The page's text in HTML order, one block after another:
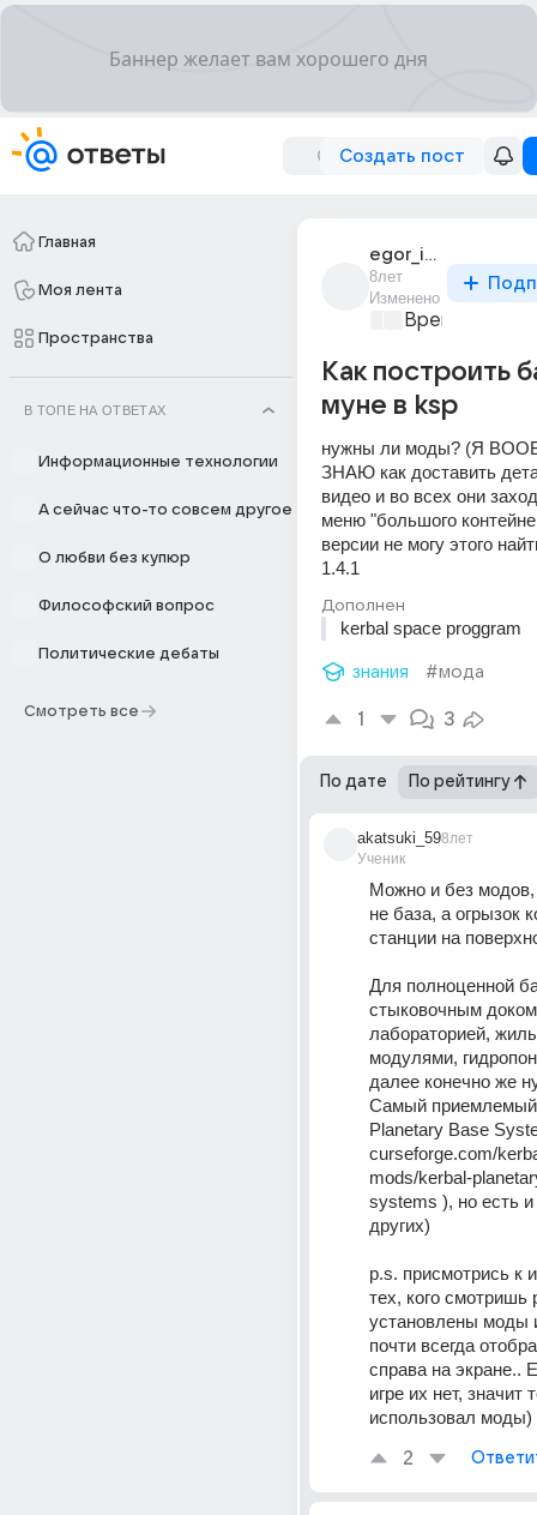
Создать пост
Главная
Моя лента
Пространства
В ТОПЕ НА ОТВЕТАХ
Информационные технологии
А сейчас что-то совсем другое
О любви без купюр
Философский вопрос
Политические дебаты
Смотреть все
egor_isaichev_10
8лет
Изменено
Время игр
Как построить
муне в ksp
нужны ли моды? (Я
ЗНАЮ как доставить
видео и во всех они
меню "большого
версии не могу этого
1.4.1
Дополнен
kerbal space proggram
знания #мода
1 3
По дате По рейтингу
akatsuki_59
Ученик
8лет
Можно и без модов,
не база, а огрызок
станции на
Для полноценной
стыковочным
лабораторией,
модулями,
далее конечно же
Самый приемлемый
Planetary Base
curseforge.com/
mods/kerbal-
systems ), но есть
других)
p.s. присмотрись к
тех, кого смотришь
установлены моды
почти всегда
справа на экране..
игре их нет, значит
использовал моды)
2